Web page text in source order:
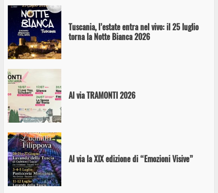
Tuscania, l’estate entra nel vivo: il 25 luglio
torna la Notte Bianca 2026
Al via TRAMONTI 2026
Al via la XIX edizione di “Emozioni Visive”